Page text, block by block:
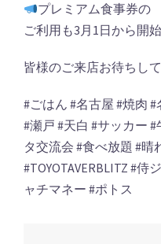
プレミアム食事券の
ご利用も3月1日から開始
皆様のご来店お待ちし
#ごはん #名古屋 #焼肉
#瀬戸 #天白 #サッカー
タ交流会 #食べ放題 #晴
#TOYOTAVERBLITZ #
ャチマネー #ポトス